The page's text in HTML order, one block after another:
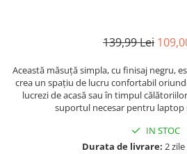
139,99 Lei
Această măsuță simpla, cu finisaj negru,
crea un spațiu de lucru confortabil
lucrezi de acasă sau în timpul
suportul necesar pentru laptop
IN STOC
Durata de livrare: 2